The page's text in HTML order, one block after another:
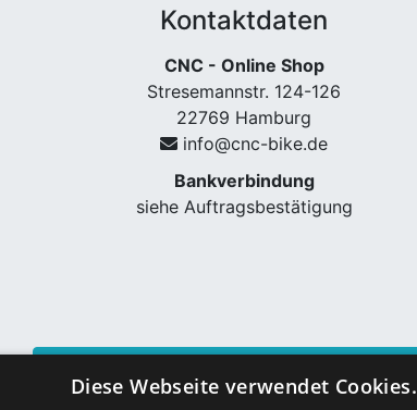
Kontaktdaten
CNC - Online Shop
Stresemannstr. 124-126
22769 Hamburg
info@cnc-bike.de
Bankverbindung
siehe Auftragsbestätigung
Diese Webseite verwendet Cookies.